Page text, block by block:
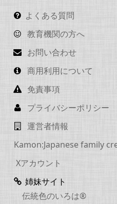
よくある質問
教育機関の方へ
お問い合わせ
商用利用について
免責事項
プライバシーポリシー
運営者情報
Kamon:Japanese family
Xアカウント
姉妹サイト
伝統色のいろは®